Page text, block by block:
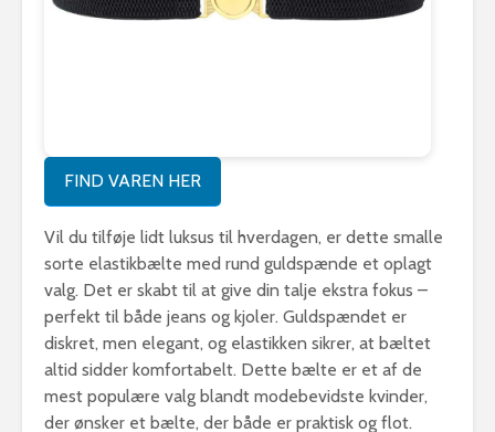
FIND VAREN HER
Vil du tilføje lidt luksus til hverdagen, er dette smalle
sorte elastikbælte med rund guldspænde et oplagt
valg. Det er skabt til at give din talje ekstra fokus –
perfekt til både jeans og kjoler. Guldspændet er
diskret, men elegant, og elastikken sikrer, at bæltet
altid sidder komfortabelt. Dette bælte er et af de
mest populære valg blandt modebevidste kvinder,
der ønsker et bælte, der både er praktisk og flot.